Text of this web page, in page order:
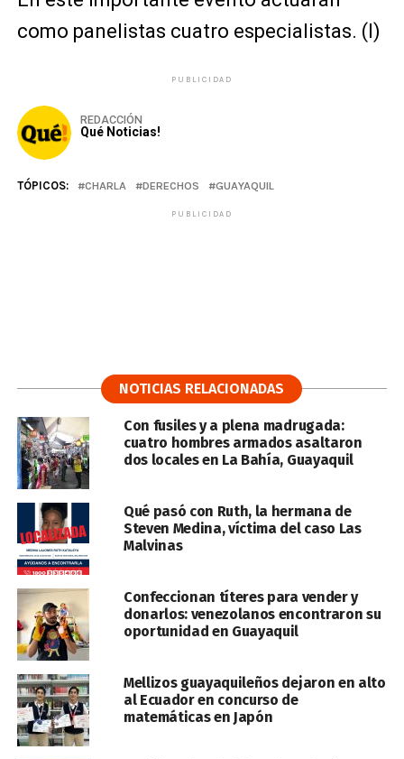
como panelistas cuatro especialistas. (I)
PUBLICIDAD
REDACCIÓN
Qué Noticias!
TÓPICOS: CHARLA DERECHOS GUAYAQUIL
PUBLICIDAD
NOTICIAS RELACIONADAS
Con fusiles y a plena madrugada:
cuatro hombres armados asaltaron
dos locales en La Bahía, Guayaquil
Qué pasó con Ruth, la hermana de
Steven Medina, víctima del caso Las
Malvinas
Confeccionan títeres para vender y
donarlos: venezolanos encontraron su
oportunidad en Guayaquil
Mellizos guayaquileños dejaron en alto
al Ecuador en concurso de
matemáticas en Japón